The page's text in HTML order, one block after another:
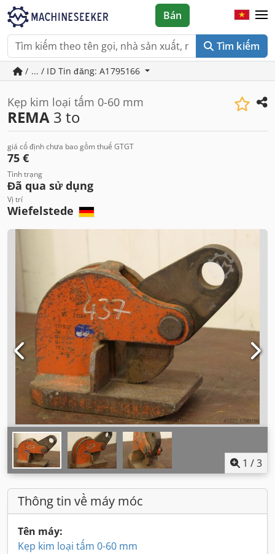
Tìm kiếm
Bán
/ ... / ID Tin đăng: A1795166
Kẹp kim loại tấm 0-60 mm
REMA 3 to
giá cố định chưa bao gồm thuế GTGT
75 €
Tình trạng
Đã qua sử dụng
Vị trí
Wiefelstede
1 /3
Thông tin về máy móc
Tên máy:
Kẹp kim loại tấm 0-60 mm